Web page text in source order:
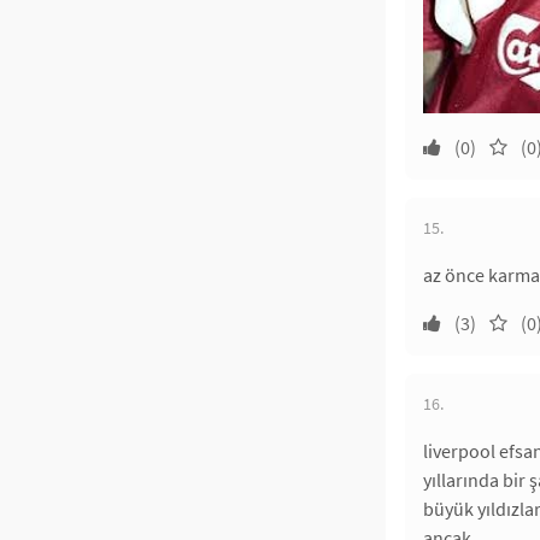
(0)
15.
az önce
(3)
16.
liverpool
yıllarında bir
büyük